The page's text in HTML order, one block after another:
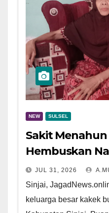
NEW SULSEL
Sakit
Hembuskan
JUL 31, 2026
Sinjai,
keluarga besar kakek